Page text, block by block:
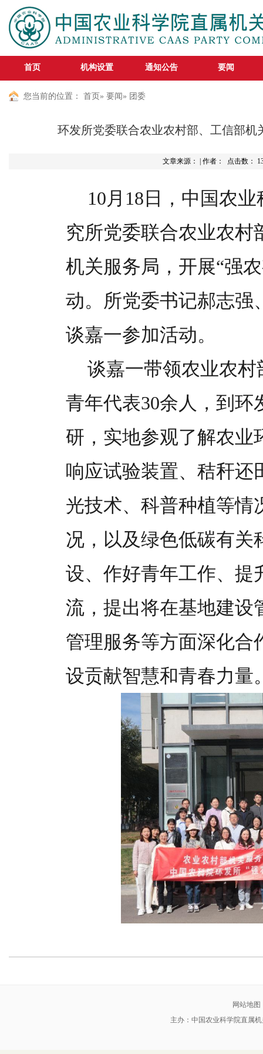
首页 机构设置 通知公告 要闻
您当前的位置： 首页 » 要闻 » 团委
环发所党委联合农业农村部、工信部
文章来源： | 作者： 点击数：
10月18日，中国农
究所党委联合农业农村
机关服务局，开展“强
动。所党委书记郝志强
谈嘉一参加活动。
谈嘉一带领农业农
青年代表30余人，到
研，实地参观了解农业
响应试验装置、秸秆还
光技术、科普种植等情
况，以及绿色低碳有关
设、作好青年工作、提
流，提出将在基地建设
管理服务等方面深化合
设贡献智慧和青春力量
网站地图
主办：中国农业科学院直属